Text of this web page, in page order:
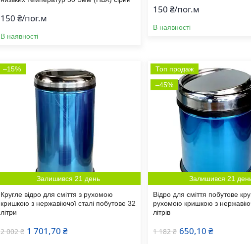
150 ₴/пог.м
В наявності
150 ₴/пог.м
В наявності
–15%
Залишився 21 день
Кругле відро для сміття з рухомою
кришкою з нержавіючої сталі побутове 32
літри
2 002 ₴ 1 701,70 ₴
Топ продаж
–45%
Залишився 21
Відро для сміття побутове
рухомою кришкою з
літрів
1 182 ₴ 650,10 ₴